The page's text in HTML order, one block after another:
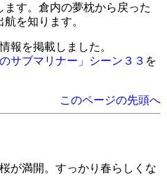
ます。倉内の夢枕から戻った
を知ります。
報を掲載しました。
サブマリナー」シーン３３ を
このページの先頭へ
が満開。すっかり春らしくな